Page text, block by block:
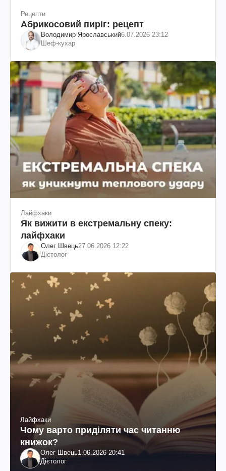
Рецепти
Абрикосовий пиріг: рецепт
Володимир Ярославський6.07.2026 23:12
Шеф-кухар
Лайфхаки
Як вижити в екстремальну спеку:
лайфхаки
Олег Швець27.06.2026 12:22
Дієтолог
Лайфхаки
Чому варто приділяти час читанню
книжок?
Олег Швець1.06.2026 20:41
Дієтолог